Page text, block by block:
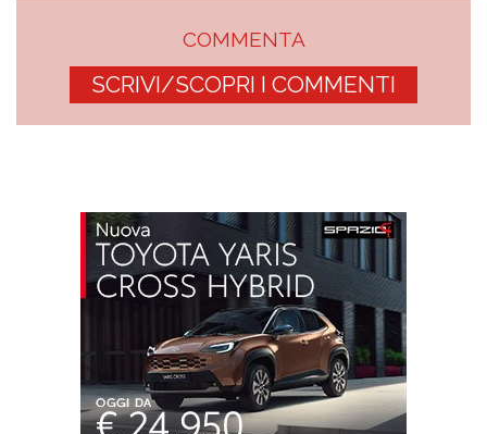
COMMENTA
SCRIVI/SCOPRI I COMMENTI